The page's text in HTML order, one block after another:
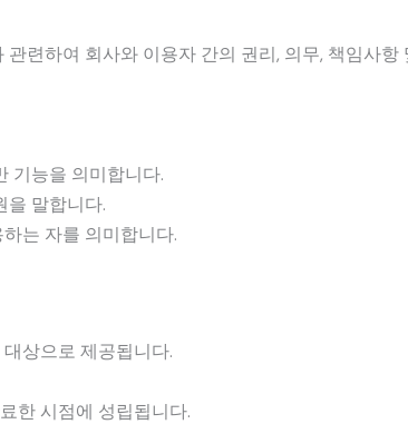
련하여 회사와 이용자 간의 권리, 의무, 책임사
기능을 의미합니다.
을 말합니다.
는 자를 의미합니다.
상으로 제공됩니다.
한 시점에 성립됩니다.